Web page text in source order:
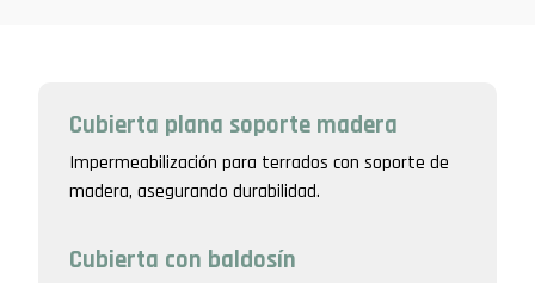
Cubierta plana soporte madera
Impermeabilización para terrados con soporte de
madera, asegurando durabilidad.
Cubierta con baldosín